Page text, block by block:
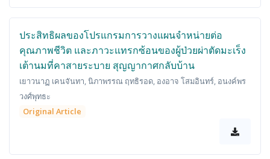
ประสิทธิผลของโปรแกรมการวางแผนจำหน่ายต่อ
คุณภาพชีวิต และภาวะแทรกซ้อนของผู้ป่วยผ่าตัดมะเร็ง
เต้านมที่คาสายระบาย สุญญากาศกลับบ้าน
เยาวนาฏ เคนจันทา, นิภาพรรณ ฤทธิรอด, องอาจ โสมอินทร์, อนงค์พร
วงศ์พุทธะ
Original Article